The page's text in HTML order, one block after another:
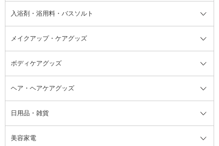
顔用マッサージ料
脱毛・除毛ケア
その他シャンプー・ヘアケア・ヘ
アスタイリング
ジェルネイル
リムーバー・除光液
香水・ヘアフレグランス全て
フレグランスミスト
その他香水・ヘアフレグランス
入浴剤・浴用料・バスソルト
入浴剤・浴用料・バスソルト全て
バスソルト
メイクアップ・ケアグッズ
メイクアップ・ケアグッズ全て
コットン・綿棒
洗顔グッズ
ブラシ・チップ
ボディケアグッズ
ボディケアグッズ全て
マッサージ・ボディケアグッズ
かかと・角質ケアグッズ
ヘア・ヘアケアグッズ
ヘア・ヘアケアグッズ全て
ヘアゴム
日用品・雑貨
日用品・雑貨全て
美容家電